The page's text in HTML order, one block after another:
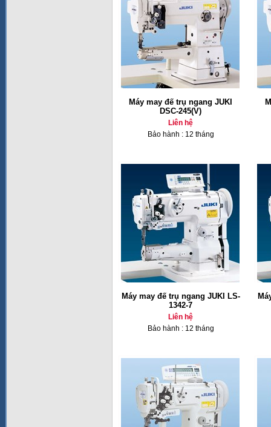
Máy may đế trụ ngang JUKI
DSC-245(V)
Liên hệ
Bảo hành : 12 tháng
Máy may đế trụ ngang JUKI LS-
1342-7
Liên hệ
Bảo hành : 12 tháng